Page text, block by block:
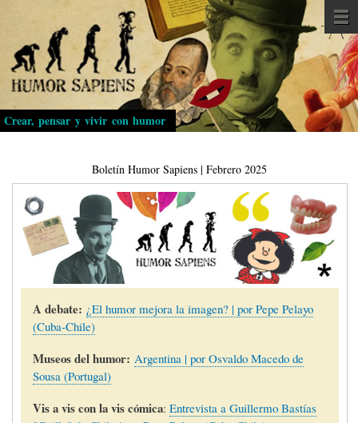
Pasar
al
contenido
principal
Crear, pensar y vivir con humor
Boletín Humor Sapiens | Febrero 2025
A debate: ¿El humor mejora la imagen? | por Pepe Pelayo
(Cuba-Chile)
Museos del humor: Argentina | por Osvaldo Macedo de
Sousa (Portugal)
Vis a vis con la vis cómica: Entrevista a Guillermo Bastías